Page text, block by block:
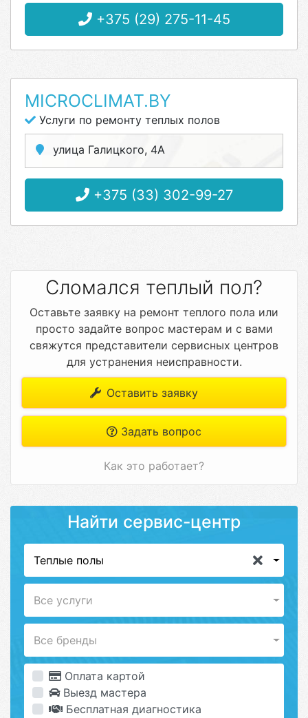
+375 (29) 275-11-45
MICROCLIMAT.BY
Услуги по ремонту теплых полов
улица Галицкого, 4А
+375 (33) 302-99-27
Сломался теплый пол?
Оставьте заявку на ремонт теплого пола или
просто задайте вопрос мастерам и с вами
свяжутся представители сервисных центров
для устранения неисправности.
Оставить заявку
Задать вопрос
Как это работает?
Найти сервис-центр
Теплые полы
Все услуги
Все бренды
Оплата картой
Выезд мастера
Бесплатная диагностика